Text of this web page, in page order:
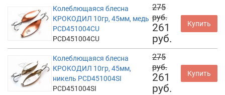
Колеблющаяся блесна
КРОКОДИЛ 10гр, 45мм, медь
PCD451004CU
PCD451004CU
275
руб.
261
руб.
Купить
Колеблющаяся блесна
КРОКОДИЛ 10гр, 45мм,
никель PCD451004SI
PCD451004SI
275
руб.
261
руб.
Купить